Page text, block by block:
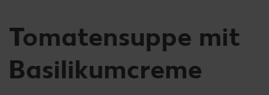
Tomatensuppe mit
Basilikumcreme